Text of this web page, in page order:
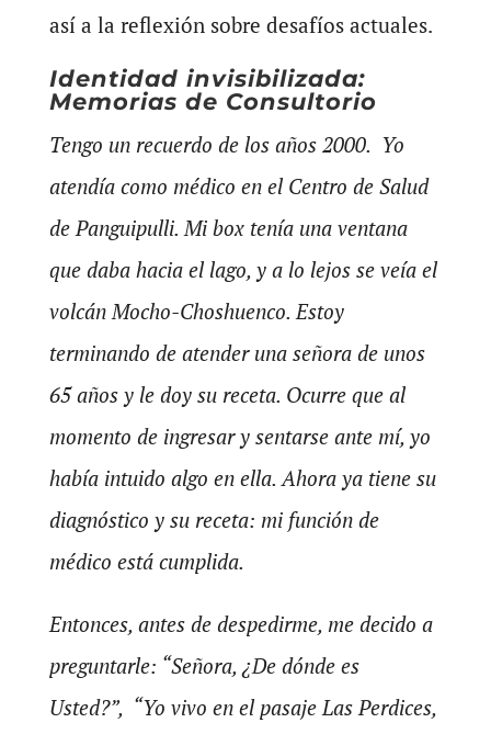
así a la reflexión sobre desafíos actuales.
Identidad invisibilizada:
Memorias de Consultorio
Tengo un recuerdo de los años 2000. Yo
atendía como médico en el Centro de Salud
de Panguipulli. Mi box tenía una ventana
que daba hacia el lago, y a lo lejos se veía el
volcán Mocho-Choshuenco. Estoy
terminando de atender una señora de unos
65 años y le doy su receta. Ocurre que al
momento de ingresar y sentarse ante mí, yo
había intuido algo en ella. Ahora ya tiene su
diagnóstico y su receta: mi función de
médico está cumplida.
Entonces, antes de despedirme, me decido a
preguntarle: “Señora, ¿De dónde es
Usted?”, “Yo vivo en el pasaje Las Perdices,